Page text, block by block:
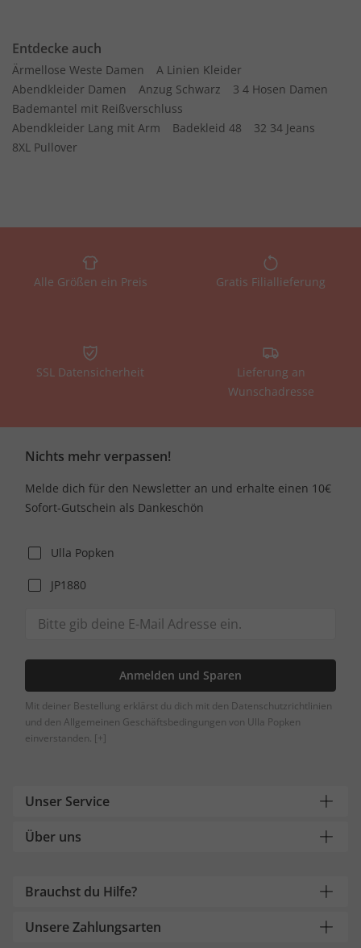
Entdecke auch
Ärmellose Weste Damen
A Linien Kleider
Abendkleider Damen
Anzug Schwarz
3 4 Hosen Damen
Bademantel mit Reißverschluss
Abendkleider Lang mit Arm
Badekleid 48
32 34 Jeans
8XL Pullover
Alle Größen ein Preis Gratis Filiallieferung
SSL Datensicherheit
Lieferung an
Wunschadresse
Nichts mehr verpassen!
Melde dich für den Newsletter an und erhalte einen 10€
Sofort-Gutschein als Dankeschön
Ulla Popken
JP1880
Anmelden und Sparen
Mit deiner Bestellung erklärst du dich mit den Datenschutzrichtlinien
und den Allgemeinen Geschäftsbedingungen von Ulla Popken
einverstanden. [+]
Unser Service
Über uns
Brauchst du Hilfe?
Unsere Zahlungsarten